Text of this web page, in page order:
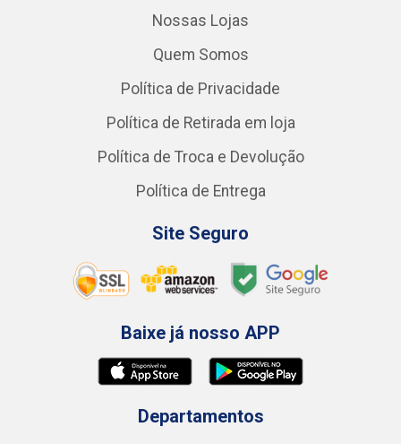
Nossas Lojas
Quem Somos
Política de Privacidade
Política de Retirada em loja
Política de Troca e Devolução
Política de Entrega
Site Seguro
Baixe já nosso APP
Departamentos